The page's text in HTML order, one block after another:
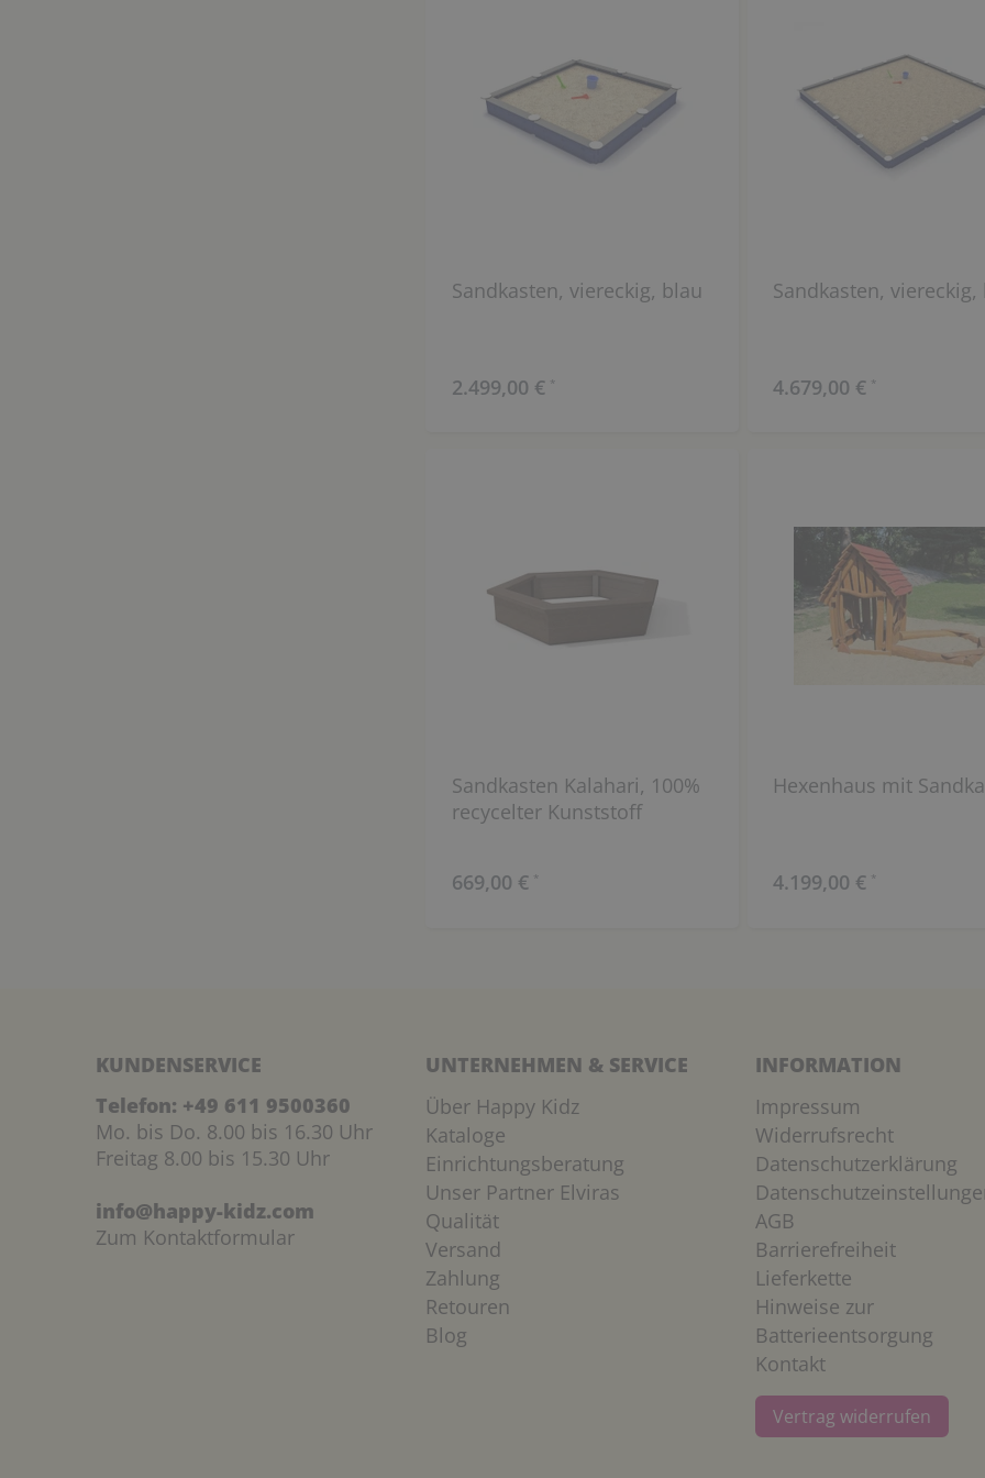
Sandkasten, viereckig, blau
2.499,00 € *
Sandkasten, viereckig,
4.679,00 € *
Sandkasten Kalahari, 100%
recycelter Kunststoff
669,00 € *
Hexenhaus mit
4.199,00 € *
KUNDENSERVICE
Telefon: +49 611 9500360
Mo. bis Do. 8.00 bis 16.30 Uhr
Freitag 8.00 bis 15.30 Uhr
info@happy-kidz.com
Zum Kontaktformular
UNTERNEHMEN & SERVICE
Über Happy Kidz
Kataloge
Einrichtungsberatung
Unser Partner Elviras
Qualität
Versand
Zahlung
Retouren
Blog
INFORMATION
Impressum
Widerrufsrecht
Datenschutzerklärung
AGB
Barrierefreiheit
Lieferkette
Hinweise zur
Batterieentsorgung
Kontakt
Vertrag widerrufen